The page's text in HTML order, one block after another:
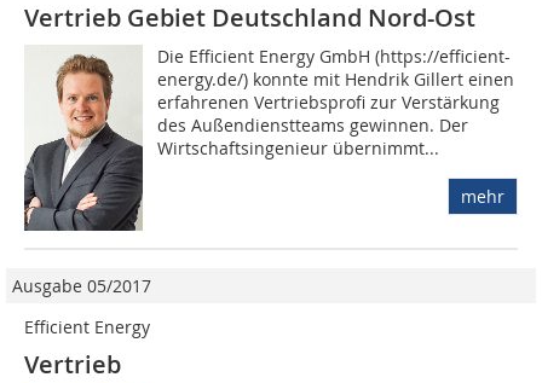
Vertrieb Gebiet Deutschland Nord-Ost
Die Efficient Energy GmbH (https://efficient-
energy.de/) konnte mit Hendrik Gillert einen
erfahrenen Vertriebsprofi zur Verstärkung
des Außendienstteams gewinnen. Der
Wirtschaftsingenieur übernimmt...
mehr
Ausgabe 05/2017
Efficient Energy
Vertrieb